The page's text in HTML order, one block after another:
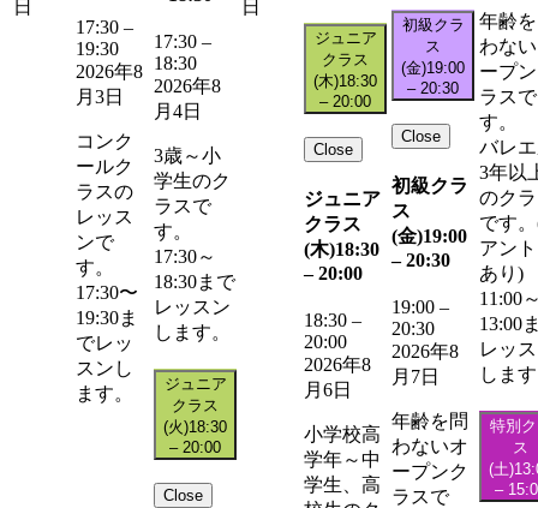
日
17:30 –
19:30
2026年8
月3日
コンク
ールク
ラスの
レッス
ンで
す。
17:30〜
19:30ま
でレッ
スンし
ます。
17:30 –
18:30
2026年8
月4日
3歳～小
学生のク
ラスで
す。
17:30～
18:30まで
レッスン
します。
ジュニア
クラス
(火)18:30
– 20:00
Close
日
ジュニア
クラス
(木)18:30
– 20:00
Close
ジュニア
クラス
(木)18:30
– 20:00
18:30 –
20:00
2026年8
月6日
小学校高
学年～中
学生、高
初級クラ
ス
(金)19:00
– 20:30
Close
初級クラ
ス
(金)19:00
– 20:30
19:00 –
20:30
2026年8
月7日
年齢を問
わないオ
ープンク
ラスで
年齢
わな
ープ
ラスで
す。
バレ
3年以
のク
です
アン
あり)
11:00
13:00
レッ
しま
特別
ス
(土)
–